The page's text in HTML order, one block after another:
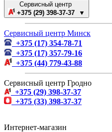
Сервисный центр
+375 (29) 398-37-37 ▼
Сервисный центр Минск
+375 (17) 354-78-71
+375 (17) 357-79-16
+375 (44) 779-43-88
Сервисный центр Гродно
+375 (29) 398-37-37
+375 (33) 398-37-37
Интернет-магазин